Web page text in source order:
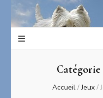
Catégorie
Accueil / Jeux /